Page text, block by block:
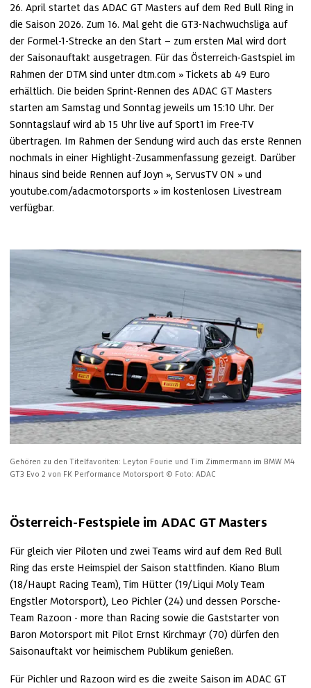
26. April startet das ADAC GT Masters auf dem Red Bull Ring in
die Saison 2026. Zum 16. Mal geht die GT3-Nachwuchsliga auf
der Formel-1-Strecke an den Start – zum ersten Mal wird dort
der Saisonauftakt ausgetragen. Für das Österreich-Gastspiel im
Rahmen der DTM sind unter dtm.com
Tickets ab 49 Euro
erhältlich. Die beiden Sprint-Rennen des ADAC GT Masters
starten am Samstag und Sonntag jeweils um 15:10 Uhr. Der
Sonntagslauf wird ab 15 Uhr live auf Sport1 im Free-TV
übertragen. Im Rahmen der Sendung wird auch das erste Rennen
nochmals in einer Highlight-Zusammenfassung gezeigt. Darüber
hinaus sind beide Rennen auf Joyn , ServusTV ON
und
youtube.com/adacmotorsports
im kostenlosen Livestream
verfügbar.
Gehören zu den Titelfavoriten: Leyton Fourie und Tim Zimmermann im BMW M4
GT3 Evo 2 von FK Performance Motorsport © Foto: ADAC
Österreich-Festspiele im ADAC GT Masters
Für gleich vier Piloten und zwei Teams wird auf dem Red Bull
Ring das erste Heimspiel der Saison stattfinden. Kiano Blum
(18/Haupt Racing Team), Tim Hütter (19/Liqui Moly Team
Engstler Motorsport), Leo Pichler (24) und dessen Porsche-
Team Razoon - more than Racing sowie die Gaststarter von
Baron Motorsport mit Pilot Ernst Kirchmayr (70) dürfen den
Saisonauftakt vor heimischem Publikum genießen.
Für Pichler und Razoon wird es die zweite Saison im ADAC GT